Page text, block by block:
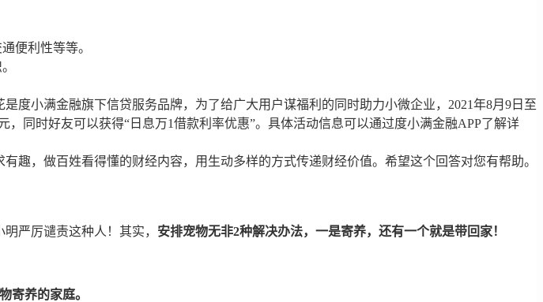
便利性等等。
度小满金融旗下信贷服务品牌，为了给广大用户谋福利的同时助力小微企业，2021年8月9日至
同时好友可以获得“日息万1借款利率优惠”。具体活动信息可以通过度小满金融APP了解详
趣，做百姓看得懂的财经内容，用生动多样的方式传递财经价值。希望这个回答对您有帮助。
严厉谴责这种人！其实， 安排宠物无非2种解决办法，一是寄养，还有一个就是带回家！
寄养的家庭。